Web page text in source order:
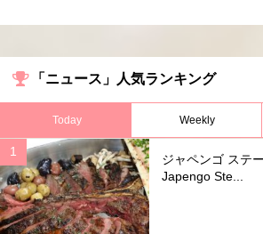
「ニュース」人気ランキング
Today Weekly
ジャペンゴ ステ
Japengo Ste...